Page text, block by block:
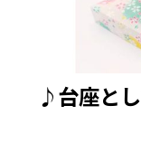
♪台座と